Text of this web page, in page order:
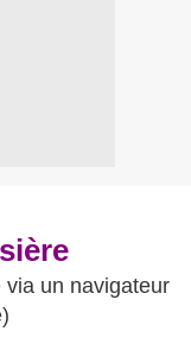
un navigateur